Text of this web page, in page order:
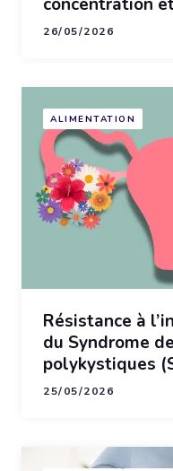
concentration
26/05/2026
ALIMENTATION
Résistance à
du Syndrome
polykystiques
25/05/2026